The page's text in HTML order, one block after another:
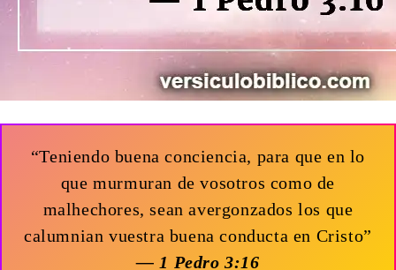
“Teniendo buena conciencia, para que en lo
que murmuran de vosotros como de
malhechores, sean avergonzados los que
calumnian vuestra buena conducta en Cristo”
— 1 Pedro 3:16